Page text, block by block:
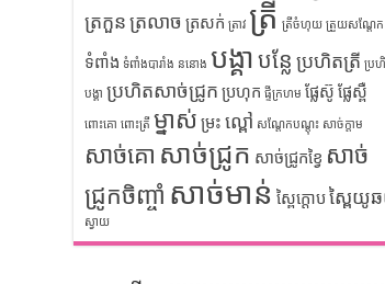
ត្រកួន ត្រលាច ត្រសក់ ត្រាវ ត្រី ត្រីចំហុយ ត្រួយសណ្តែក
ទំពាំង ទំពាំងបារាំង ននោង បង្គា បន្លែ ប្រហិតត្រី ប្រ
បង្គា ប្រហិតសាច់ជ្រូក ប្រហុក ផ្ទីក្រហម ផ្លែស៊ូ ផ្លែស្ពឺ
ពោះគោ ពោះត្រី ម្នាស់ ម្រះ ល្ពៅ សណ្តែកបណ្តុះ សាច់ក្តាម
សាច់គោ សាច់ជ្រូក សាច់ជ្រូកខ្វៃ សាច់
ជ្រូកចិញ្ចាំ សាច់មាន់ ស្ពៃក្តោប ស្ពៃយូ
ស្វាយ